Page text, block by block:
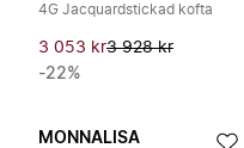
4G Jacquardstickad kofta
3 053 kr3 928 kr
-22%
MONNALISA